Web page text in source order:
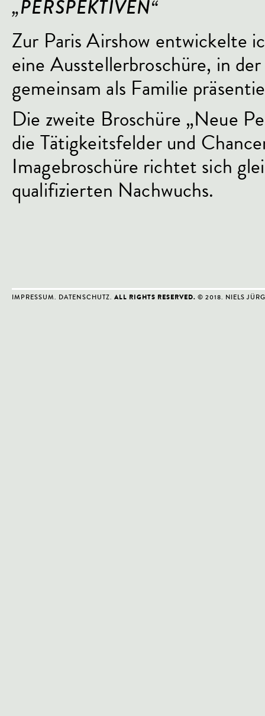
„PERSPEKTIVEN“
Zur Paris Airshow entwickelte
eine Ausstellerbroschüre, in
gemeinsam als Familie
Die zweite Broschüre „Neue
die Tätigkeitsfelder und
Imagebroschüre richtet sich
qualifizierten Nachwuchs.
IMPRESSUM. DATENSCHUTZ. ALL RIGHTS RESERVED. © 2018. NIELS